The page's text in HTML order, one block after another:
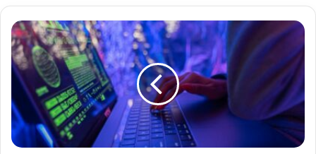
¿Qué
hacer
para
defenderse
del
ransomware?